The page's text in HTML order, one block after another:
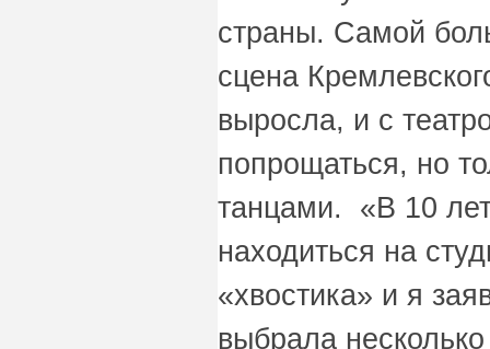
страны. Самой
сцена
выросла, и с
попрощаться, но
танцами. «В 10
находиться на
«хвостика» и я
выбрала